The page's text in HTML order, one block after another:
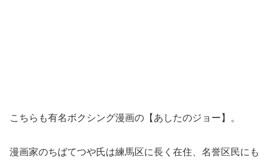
こちらも有名ボクシング漫画の【あしたのジョー】。
漫画家のちばてつや氏は練馬区に長く在住、名誉区民にも